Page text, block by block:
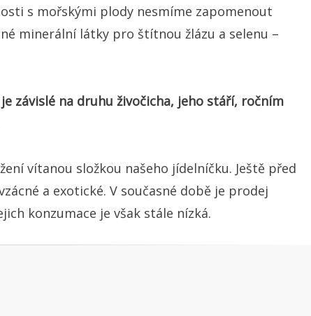
s mořskými plody nesmíme zapomenout
minerální látky pro štítnou žlázu a selenu –
závislé na druhu živočicha, jeho stáří, ročním
vítanou složkou našeho jídelníčku. Ještě před
a exotické. V současné době je prodej
konzumace je však stále nízká.